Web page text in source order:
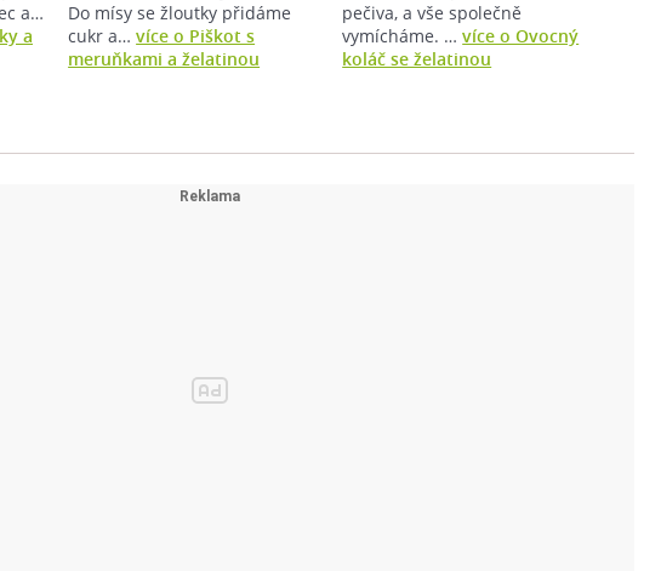
a…
a
Do mísy se žloutky přidáme
cukr a…více o Piškot s
meruňkami a želatinou
pečiva, a vše společně
vymícháme. …více o Ovocný
koláč se želatinou